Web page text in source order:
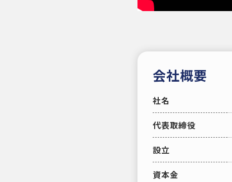
会社概要
社名
代表取締役
設立
資本金